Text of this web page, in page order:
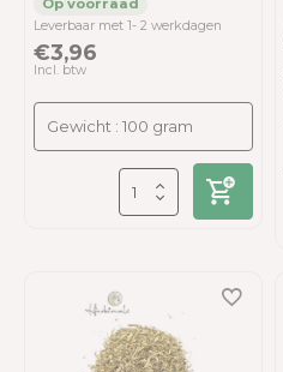
Leverbaar met 1- 2 werkdagen
€3,96
Incl. btw